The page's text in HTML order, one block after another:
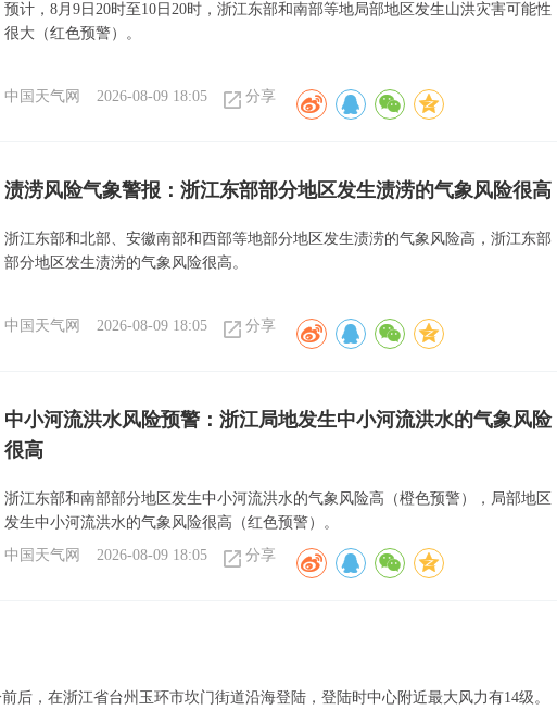
预计，8月9日20时至10日20时，浙江东部和南部等地局部地区发生山洪灾害可能性
很大（红色预警）。
中国天气网 2026-08-09 18:05 分享
渍涝风险气象警报：浙江东部部分地区发生渍涝的气象风险很高
浙江东部和北部、安徽南部和西部等地部分地区发生渍涝的气象风险高，浙江东部
部分地区发生渍涝的气象风险很高。
中国天气网 2026-08-09 18:05 分享
中小河流洪水风险预警：浙江局地发生中小河流洪水的气象风险
很高
浙江东部和南部部分地区发生中小河流洪水的气象风险高（橙色预警），局部地区
发生中小河流洪水的气象风险很高（红色预警）。
中国天气网
2026-08-09 18:05 分享
后，在浙江省台州玉环市坎门街道沿海登陆，登陆时中心附近最大风力有14级。